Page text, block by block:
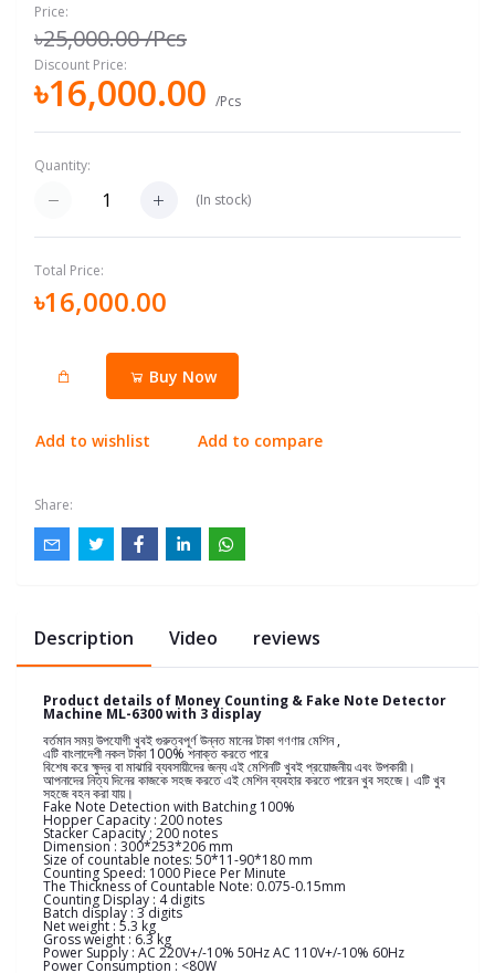
Price:
৳25,000.00/Pcs
Discount Price:
৳16,000.00 /Pcs
Quantity:
(In stock)
Total Price:
৳16,000.00
Buy Now
Add to wishlist Add to compare
Share:
Description Video reviews
Product details of Money Counting & Fake Note Detector
Machine ML-6300 with 3 display
বর্তমান সময় উপযোগী খুবই গুরুত্বপূর্ণ উন্নত মানের টাকা গণণার মেশিন ,
এটি বাংলাদেশী নকল টাকা 100% শনাক্ত করতে পারে
বিশেষ করে ক্ষুদ্র বা মাঝারি ব্যবসায়ীদের জন্য এই মেশিনটি খুবই প্রয়োজনীয় এবং উপকারী।
আপনাদের নিত্য দিনের কাজকে সহজ করতে এই মেশিন ব্যবহার করতে পারেন খুব সহজে। এটি খুব
সহজে বহন করা যায়।
Fake Note Detection with Batching 100%
Hopper Capacity : 200 notes
Stacker Capacity ; 200 notes
Dimension : 300*253*206 mm
Size of countable notes: 50*11-90*180 mm
Counting Speed: 1000 Piece Per Minute
The Thickness of Countable Note: 0.075-0.15mm
Counting Display : 4 digits
Batch display : 3 digits
Net weight : 5.3 kg
Gross weight : 6.3 kg
Power Supply : AC 220V+/-10% 50Hz AC 110V+/-10% 60Hz
Power Consumption : <80W